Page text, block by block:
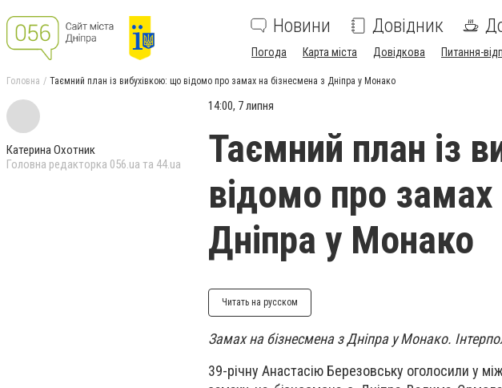
Новини Довідник
Погода Карта міста Довідкова Питання-
Головна Таємний план із вибухівкою: що відомо про замах на бізнесмена з Дніпра у Монако
Катерина Охотник
Головна редакторка 056.ua та 44.ua
14:00, 7 липня
Таємний план із
відомо про замах
Дніпра у Монако
Читать на русском
Замах на бізнесмена з Дніпра у Монако.
39-річну Анастасію Березовську оголосили у